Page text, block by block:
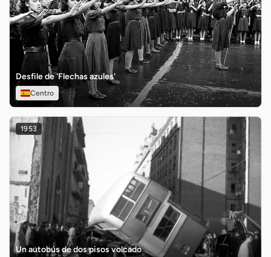
Desfile de 'Flechas azules'
Centro
1953
Un autobús de dos pisos volcado